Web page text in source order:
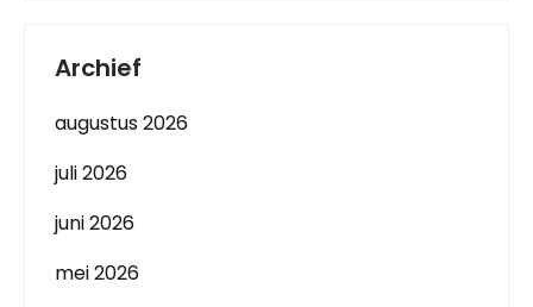
Archief
augustus 2026
juli 2026
juni 2026
mei 2026